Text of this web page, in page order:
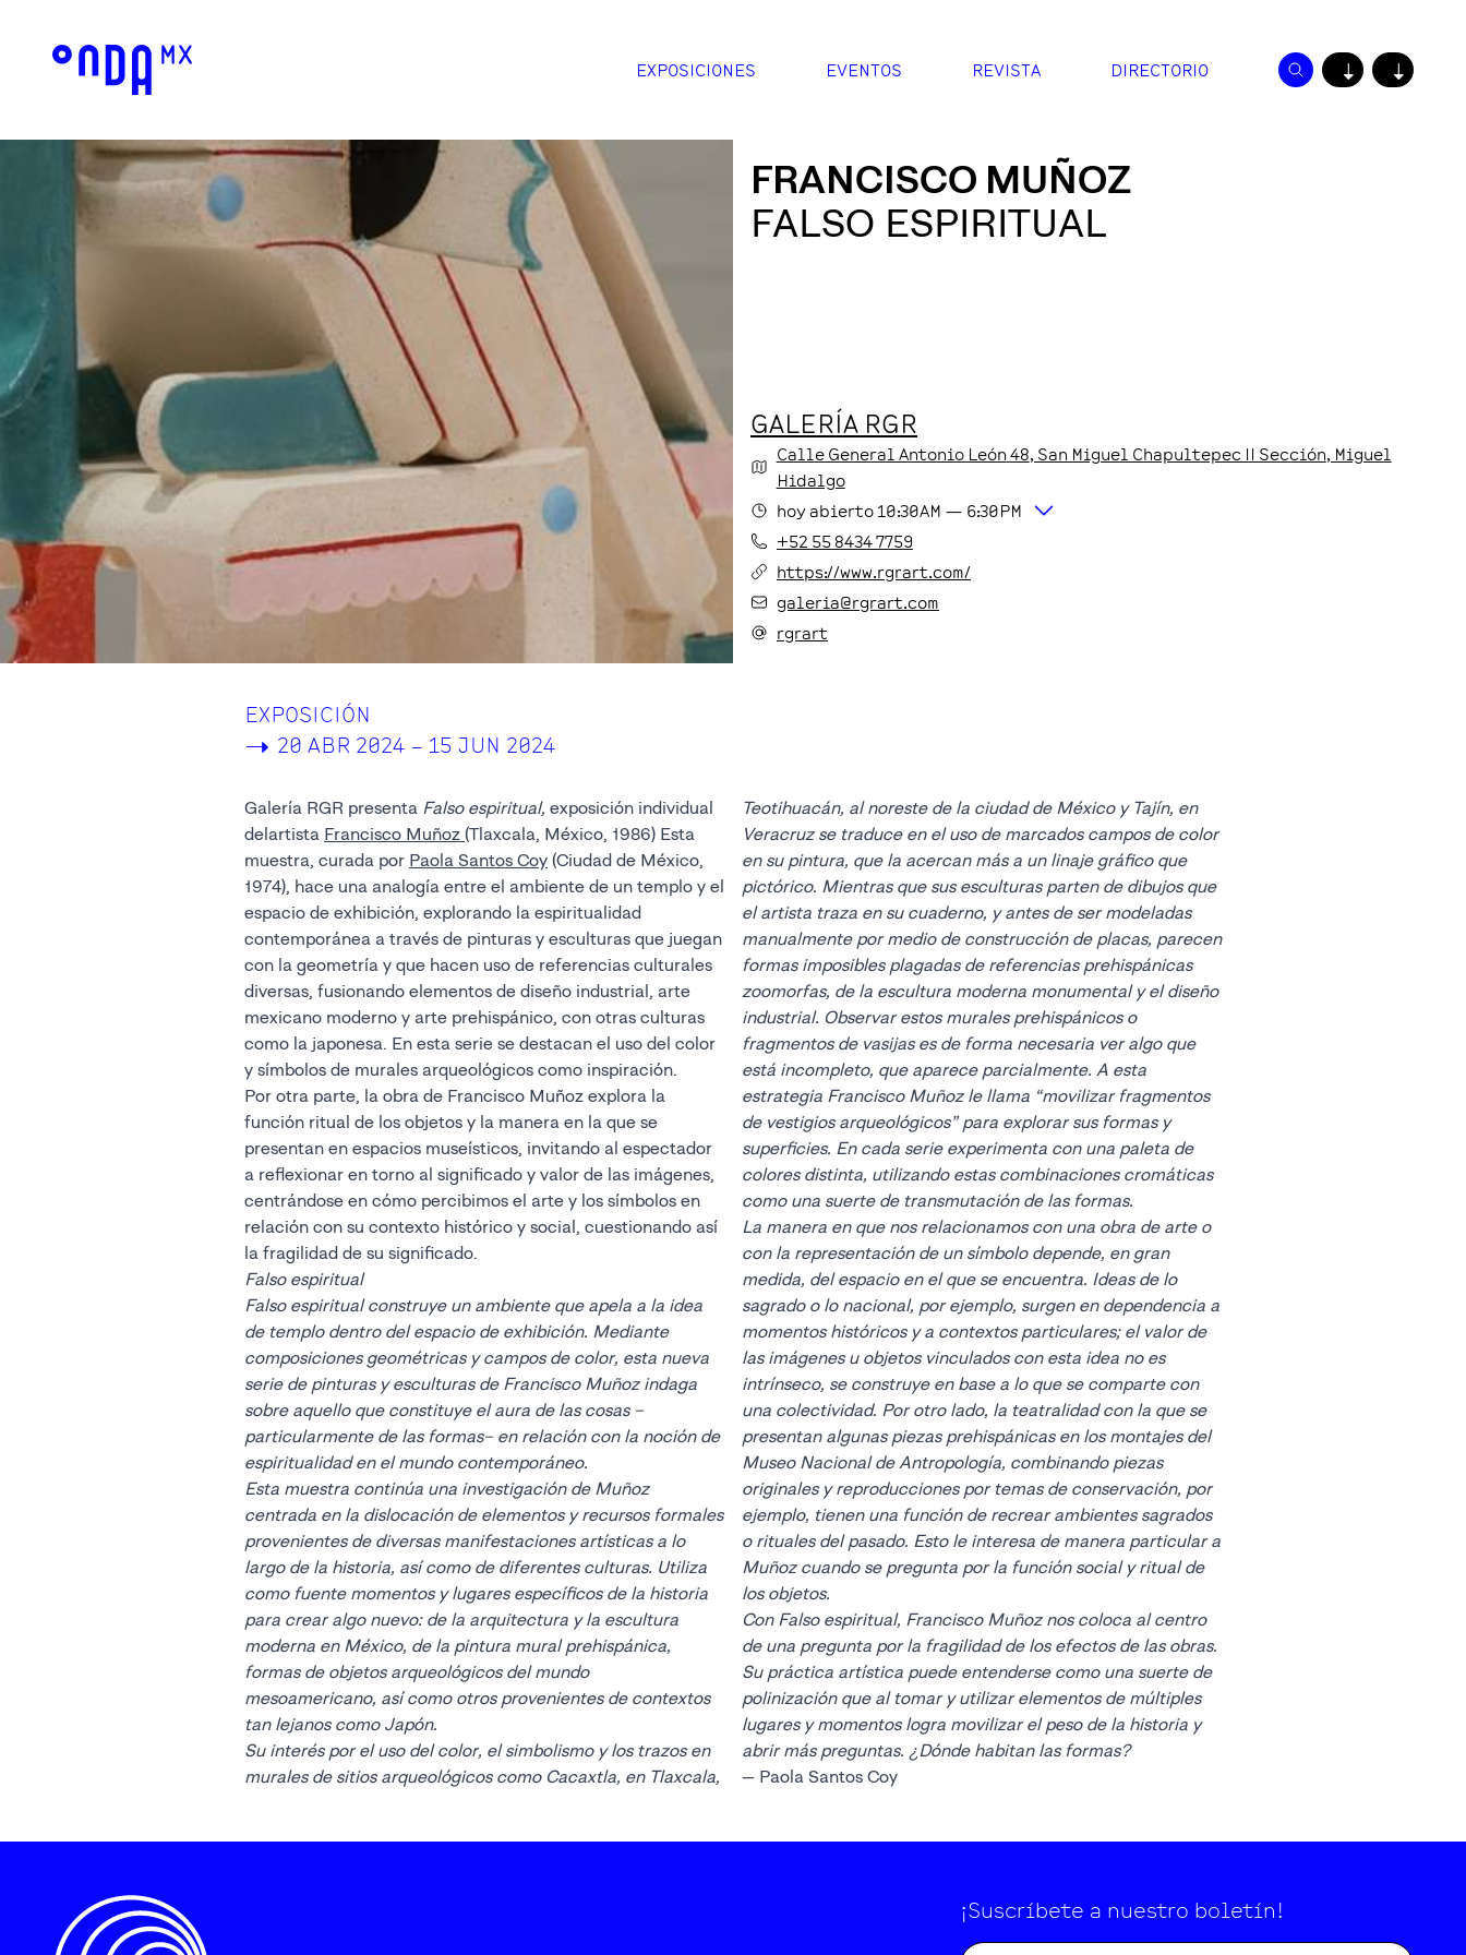
EXPOSICIONES EVENTOS REVISTA DIRECTORIO ↓ ↓
FRANCISCO MUÑOZ
FALSO ESPIRITUAL
GALERÍA RGR
Calle General Antonio León 48, San Miguel Chapultepec II Sección, Miguel
Hidalgo
hoyabierto 10:30AM — 6:30PM
+52 55 8434 7759
https://www.rgrart.com/
galeria@rgrart.com
rgrart
EXPOSICIÓN
-> 20 ABR 2024 – 15 JUN 2024
Galería RGR presenta Falso espiritual, exposición individual
delartista Francisco Muñoz (Tlaxcala, México, 1986) Esta
muestra, curada por Paola Santos Coy (Ciudad de México,
1974), hace una analogía entre el ambiente de un templo y el
espacio de exhibición, explorando la espiritualidad
contemporánea a través de pinturas y esculturas que juegan
con la geometría y que hacen uso de referencias culturales
diversas, fusionando elementos de diseño industrial, arte
mexicano moderno y arte prehispánico, con otras culturas
como la japonesa. En esta serie se destacan el uso del color
y símbolos de murales arqueológicos como inspiración.
Por otra parte, la obra de Francisco Muñoz explora la
función ritual de los objetos y la manera en la que se
presentan en espacios museísticos, invitando al espectador
a reflexionar en torno al significado y valor de las imágenes,
centrándose en cómo percibimos el arte y los símbolos en
relación con su contexto histórico y social, cuestionando así
la fragilidad de su significado.
Falso espiritual
Falso espiritual construye un ambiente que apela a la idea
de templo dentro del espacio de exhibición. Mediante
composiciones geométricas y campos de color, esta nueva
serie de pinturas y esculturas de Francisco Muñoz indaga
sobre aquello que constituye el aura de las cosas –
particularmente de las formas– en relación con la noción de
espiritualidad en el mundo contemporáneo.
Esta muestra continúa una investigación de Muñoz
centrada en la dislocación de elementos y recursos formales
provenientes de diversas manifestaciones artísticas a lo
largo de la historia, así como de diferentes culturas. Utiliza
como fuente momentos y lugares específicos de la historia
para crear algo nuevo: de la arquitectura y la escultura
moderna en México, de la pintura mural prehispánica,
formas de objetos arqueológicos del mundo
mesoamericano, así como otros provenientes de contextos
tan lejanos como Japón.
Su interés por el uso del color, el simbolismo y los trazos en
murales de sitios arqueológicos como Cacaxtla, en Tlaxcala,
Teotihuacán, al noreste de la ciudad de México y Tajín, en
Veracruz se traduce en el uso de marcados campos de color
en su pintura, que la acercan más a un linaje gráfico que
pictórico. Mientras que sus esculturas parten de dibujos que
el artista traza en su cuaderno, y antes de ser modeladas
manualmente por medio de construcción de placas, parecen
formas imposibles plagadas de referencias prehispánicas
zoomorfas, de la escultura moderna monumental y el diseño
industrial. Observar estos murales prehispánicos o
fragmentos de vasijas es de forma necesaria ver algo que
está incompleto, que aparece parcialmente. A esta
estrategia Francisco Muñoz le llama “movilizar fragmentos
de vestigios arqueológicos” para explorar sus formas y
superficies. En cada serie experimenta con una paleta de
colores distinta, utilizando estas combinaciones cromáticas
como una suerte de transmutación de las formas.
La manera en que nos relacionamos con una obra de arte o
con la representación de un símbolo depende, en gran
medida, del espacio en el que se encuentra. Ideas de lo
sagrado o lo nacional, por ejemplo, surgen en dependencia a
momentos históricos y a contextos particulares; el valor de
las imágenes u objetos vinculados con esta idea no es
intrínseco, se construye en base a lo que se comparte con
una colectividad. Por otro lado, la teatralidad con la que se
presentan algunas piezas prehispánicas en los montajes del
Museo Nacional de Antropología, combinando piezas
originales y reproducciones por temas de conservación, por
ejemplo, tienen una función de recrear ambientes sagrados
o rituales del pasado. Esto le interesa de manera particular a
Muñoz cuando se pregunta por la función social y ritual de
los objetos.
Con Falso espiritual, Francisco Muñoz nos coloca al centro
de una pregunta por la fragilidad de los efectos de las obras.
Su práctica artística puede entenderse como una suerte de
polinización que al tomar y utilizar elementos de múltiples
lugares y momentos logra movilizar el peso de la historia y
abrir más preguntas. ¿Dónde habitan las formas?
— Paola Santos Coy
¡Suscríbete a nuestro boletín!